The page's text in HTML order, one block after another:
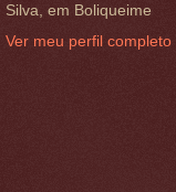
Silva, em Boliqueime
Ver meu perfil completo